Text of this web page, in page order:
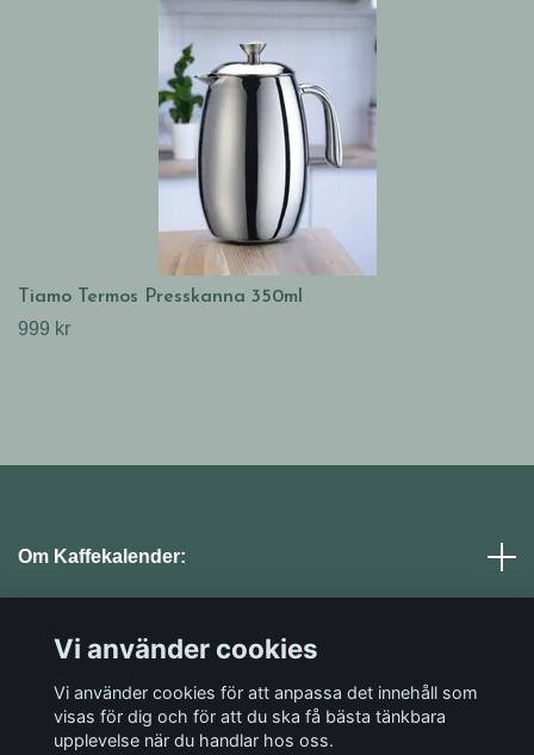
Tiamo Termos Presskanna 350ml
999 kr
Om Kaffekalender:
Sociala medier
Vi använder cookies
Vi använder cookies för att anpassa det innehåll som
visas för dig och för att du ska få bästa tänkbara
upplevelse när du handlar hos oss.